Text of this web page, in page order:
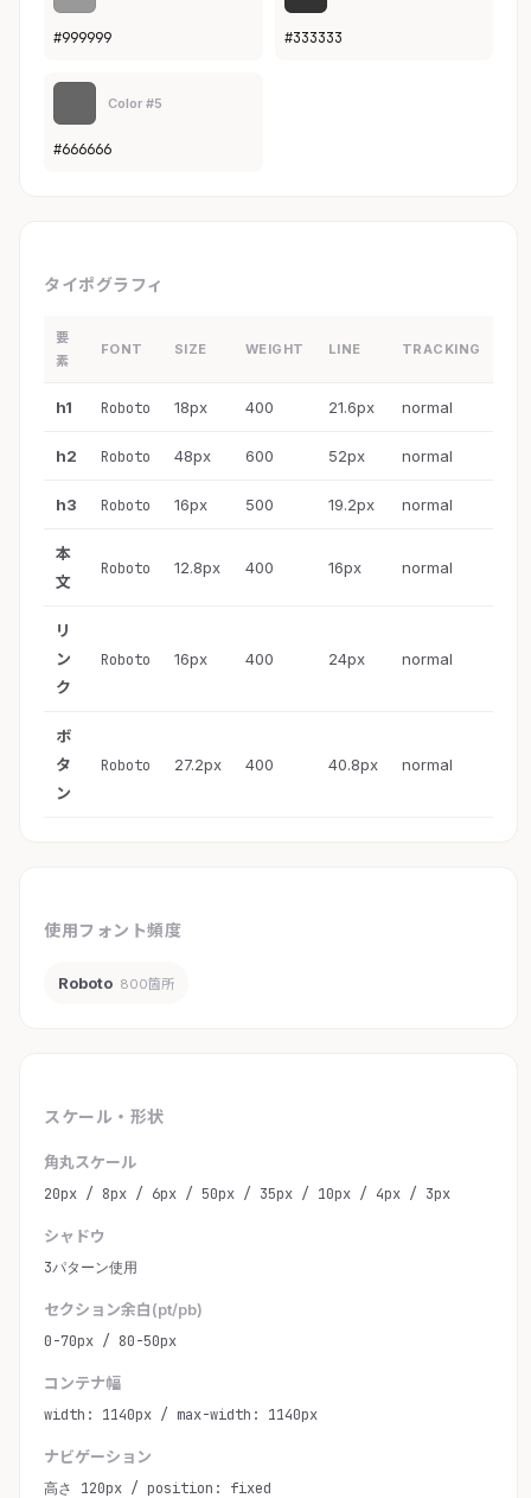
#999999 #333333
Color #5
#666666
タイポグラフィ
要
素
FONT SIZE WEIGHT LINE TRACKING
h1 Roboto 18px 400 21.6px normal
h2 Roboto 48px 600 52px normal
h3 Roboto 16px 500 19.2px normal
本
文
Roboto 12.8px 400 16px normal
リ
ン
ク
Roboto 16px 400 24px normal
ボ
タ
ン
Roboto 27.2px 400 40.8px normal
使用フォント頻度
Roboto 800箇所
スケール・形状
角丸スケール
20px / 8px / 6px / 50px / 35px / 10px / 4px / 3px
シャドウ
3パターン使用
セクション余白(pt/pb)
0-70px / 80-50px
コンテナ幅
width: 1140px / max-width: 1140px
ナビゲーション
高さ 120px / position: fixed